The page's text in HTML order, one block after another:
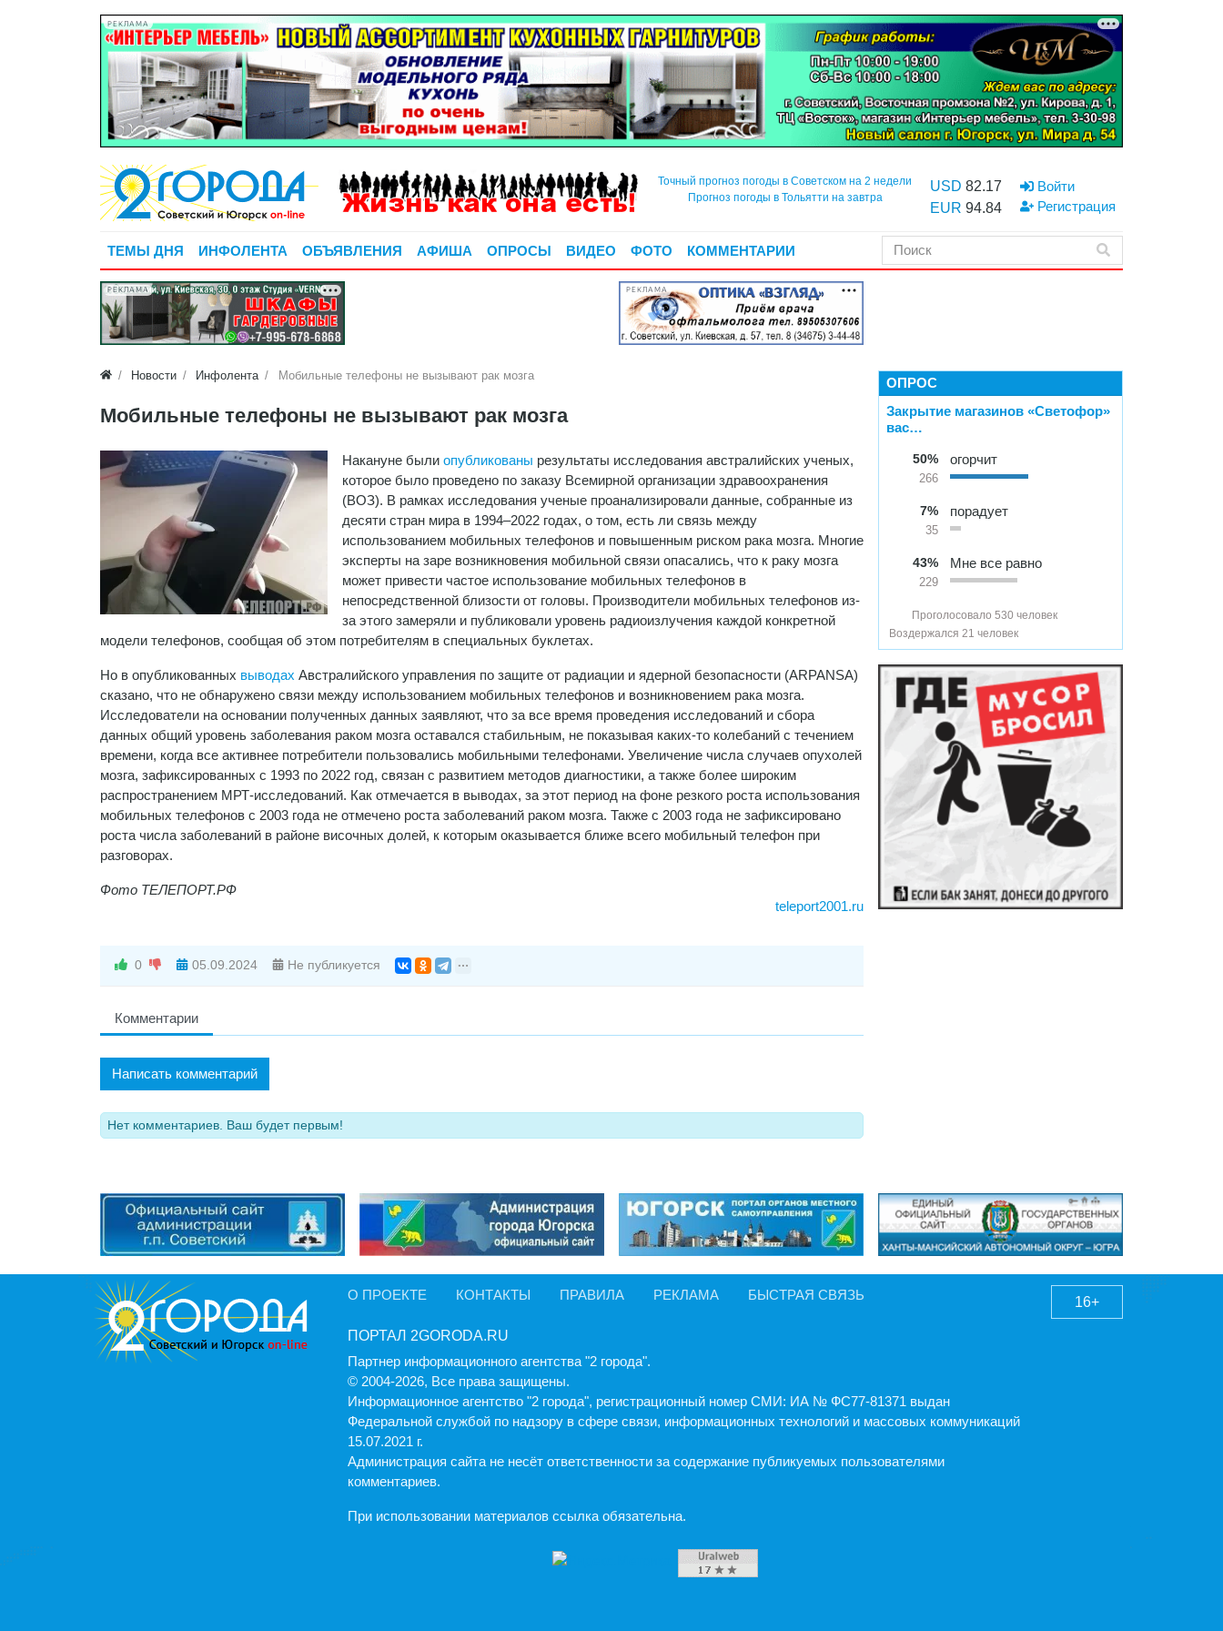
РЕКЛАМА
Точный прогноз погоды в Советском на 2 недели
Прогноз погоды в Тольятти на завтра
USD 82.17
EUR 94.84
Войти
Регистрация
ТЕМЫ ДНЯ ИНФОЛЕНТА ОБЪЯВЛЕНИЯ АФИША ОПРОСЫ ВИДЕО ФОТО КОММЕНТАРИИ
РЕКЛАМА РЕКЛАМА
Новости Инфолента Мобильные телефоны не вызывают рак мозга
Мобильные телефоны не вызывают рак мозга
Накануне были опубликованы результаты исследования австралийских ученых,
которое было проведено по заказу Всемирной организации здравоохранения
(ВОЗ). В рамках исследования ученые проанализировали данные, собранные из
десяти стран мира в 1994–2022 годах, о том, есть ли связь между
использованием мобильных телефонов и повышенным риском рака мозга. Многие
эксперты на заре возникновения мобильной связи опасались, что к раку мозга
может привести частое использование мобильных телефонов в
непосредственной близости от головы. Производители мобильных телефонов из-
за этого замеряли и публиковали уровень радиоизлучения каждой конкретной
модели телефонов, сообщая об этом потребителям в специальных буклетах.
Но в опубликованных выводах Австралийского управления по защите от радиации и ядерной безопасности (ARPANSA)
сказано, что не обнаружено связи между использованием мобильных телефонов и возникновением рака мозга.
Исследователи на основании полученных данных заявляют, что за все время проведения исследований и сбора
данных общий уровень заболевания раком мозга оставался стабильным, не показывая каких-то колебаний с течением
времени, когда все активнее потребители пользовались мобильными телефонами. Увеличение числа случаев опухолей
мозга, зафиксированных с 1993 по 2022 год, связан с развитием методов диагностики, а также более широким
распространением МРТ-исследований. Как отмечается в выводах, за этот период на фоне резкого роста использования
мобильных телефонов с 2003 года не отмечено роста заболеваний раком мозга. Также с 2003 года не зафиксировано
роста числа заболеваний в районе височных долей, к которым оказывается ближе всего мобильный телефон при
разговорах.
Фото ТЕЛЕПОРТ.РФ
teleport2001.ru
0 05.09.2024 Не публикуется
Комментарии
Написать комментарий
Нет комментариев. Ваш будет первым!
ОПРОС
Закрытие магазинов «Светофор»
вас…
50%
266
огорчит
7%
35
порадует
43%
229
Мне все равно
Проголосовало 530 человек
Воздержался 21 человек
О ПРОЕКТЕ КОНТАКТЫ ПРАВИЛА РЕКЛАМА БЫСТРАЯ СВЯЗЬ
ПОРТАЛ 2GORODA.RU
Партнер информационного агентства "2 города".
© 2004-2026, Все права защищены.
Информационное агентство "2 города", регистрационный номер СМИ: ИА № ФС77-81371 выдан
Федеральной службой по надзору в сфере связи, информационных технологий и массовых коммуникаций
15.07.2021 г.
Администрация cайта не несёт ответственности за содержание публикуемых пользователями
комментариев.
При использовании материалов ссылка обязательна.
16+